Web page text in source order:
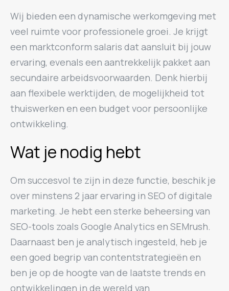
Wij bieden een dynamische werkomgeving met
veel ruimte voor professionele groei. Je krijgt
een marktconform salaris dat aansluit bij jouw
ervaring, evenals een aantrekkelijk pakket aan
secundaire arbeidsvoorwaarden. Denk hierbij
aan flexibele werktijden, de mogelijkheid tot
thuiswerken en een budget voor persoonlijke
ontwikkeling.
Wat je nodig hebt
Om succesvol te zijn in deze functie, beschik je
over minstens 2 jaar ervaring in SEO of digitale
marketing. Je hebt een sterke beheersing van
SEO-tools zoals Google Analytics en SEMrush.
Daarnaast ben je analytisch ingesteld, heb je
een goed begrip van contentstrategieën en
ben je op de hoogte van de laatste trends en
ontwikkelingen in de wereld van